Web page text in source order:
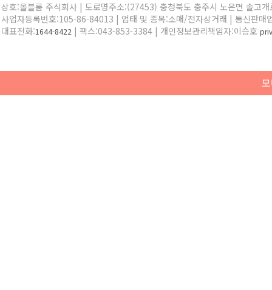
상호:올블룸 주식회사 | 도로명주소:(27453) 충청북도 충주시 노은면 솔고
사업자등록번호:105-86-84013 | 업태 및 종목:소매/전자상거래 | 통신판매
대표전화:1644-8422 | 팩스:043-853-3384 | 개인정보관리책임자:이승호